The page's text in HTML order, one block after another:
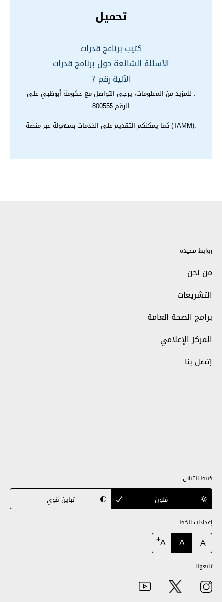
تحميل
كتيب برنامج قدرات
الأسئلة الشائعة حول برنامج قدرات
الآلية رقم 7
. للمزيد من اﻟﻤعلومات، يرجى التواصل مع حكومة أبوظبي على
الرقم 800555
.(TAMM) كما يمكنكم التقديم على الخدمات بسهولة عبر منصة
روابط مفيدة
من نحن
التشريعات
برامج الصحة العامة
المركز الإعلامي
إتصل بنا
ضبط التباين
مُلون تباين قوي
إعدادات الخط
A
-
A
A
+
تابعونا